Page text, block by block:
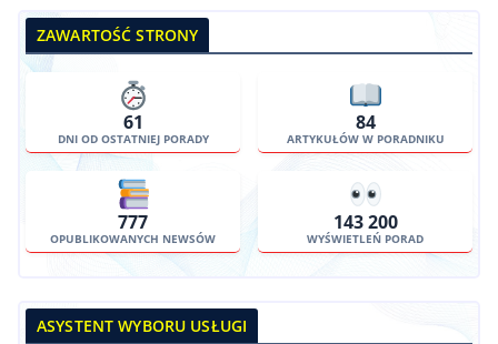
ZAWARTOŚĆ STRONY
61
DNI OD OSTATNIEJ PORADY
84
ARTYKUŁÓW W PORADNIKU
777
OPUBLIKOWANYCH NEWSÓW
143 200
WYŚWIETLEŃ PORAD
ASYSTENT WYBORU USŁUGI